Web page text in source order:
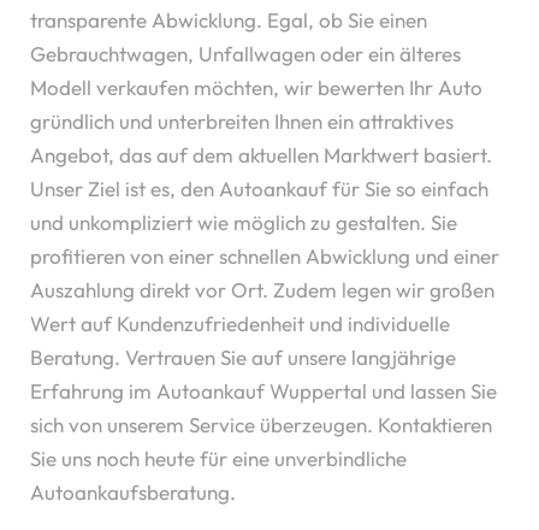
transparente Abwicklung. Egal, ob Sie einen
Gebrauchtwagen, Unfallwagen oder ein älteres
Modell verkaufen möchten, wir bewerten Ihr Auto
gründlich und unterbreiten Ihnen ein attraktives
Angebot, das auf dem aktuellen Marktwert basiert.
Unser Ziel ist es, den Autoankauf für Sie so einfach
und unkompliziert wie möglich zu gestalten. Sie
profitieren von einer schnellen Abwicklung und einer
Auszahlung direkt vor Ort. Zudem legen wir großen
Wert auf Kundenzufriedenheit und individuelle
Beratung. Vertrauen Sie auf unsere langjährige
Erfahrung im Autoankauf Wuppertal und lassen Sie
sich von unserem Service überzeugen. Kontaktieren
Sie uns noch heute für eine unverbindliche
Autoankaufsberatung.